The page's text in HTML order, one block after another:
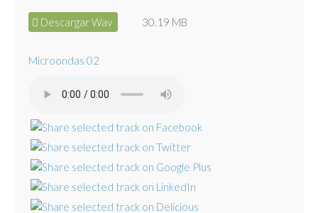
Descargar Wav 30.19 MB
Microondas 02